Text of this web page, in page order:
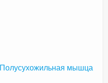
Полусухожильная мышца